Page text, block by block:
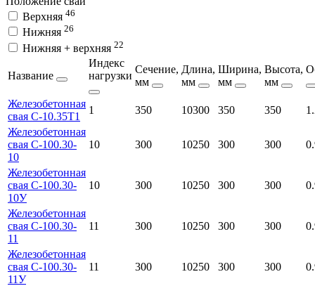
Верхняя 46
Нижняя 26
Нижняя + верхняя 22
Название
Индекс
нагрузки
Сечение,
мм
Длина,
мм
Ширина,
мм
Высота,
мм
Железобетонная
свая С-10.35Т1
1 350 10300 350 350
Железобетонная
свая С-100.30-
10
10 300 10250 300 300
Железобетонная
свая С-100.30-
10У
10 300 10250 300 300
Железобетонная
свая С-100.30-
11
11 300 10250 300 300
Железобетонная
свая С-100.30-
11У
11 300 10250 300 300